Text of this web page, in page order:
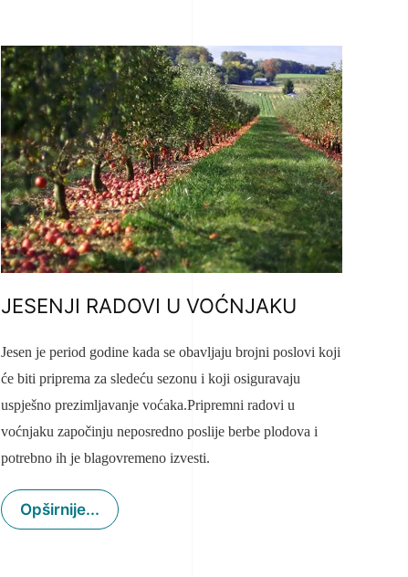
JESENJI RADOVI U VOĆNJAKU
Jesen je period godine kada se obavljaju brojni poslovi koji
će biti priprema za sledeću sezonu i koji osiguravaju
uspješno prezimljavanje voćaka.Pripremni radovi u
voćnjaku započinju neposredno poslije berbe plodova i
potrebno ih je blagovremeno izvesti.
Opširnije...